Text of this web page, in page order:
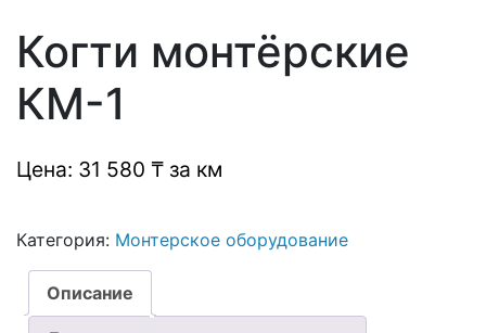
Когти монтёрские
КМ-1
Цена: 31 580 ₸ за км
Категория: Монтерское оборудование
Описание